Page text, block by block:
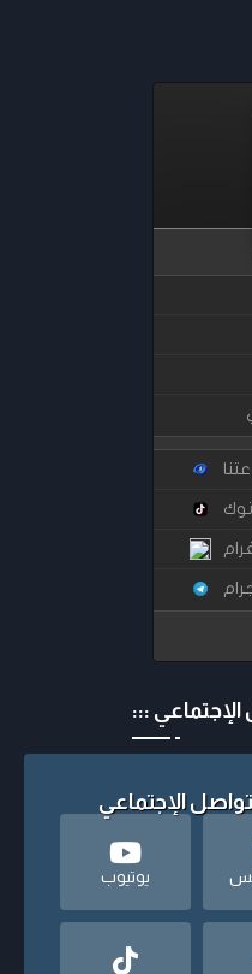
توك
:::
الإجتماعي
يوتيوب